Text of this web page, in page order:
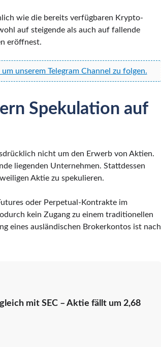
wie die bereits verfügbaren Krypto-
auf steigende als auch auf fallende
eröffnest.
um unserem Telegram Channel zu folgen.
Spekulation auf
nicht um den Erwerb von Aktien.
liegenden Unternehmen. Stattdessen
Aktie zu spekulieren.
oder Perpetual-Kontrakte im
kein Zugang zu einem traditionellen
eines ausländischen Brokerkontos ist nach
mit SEC – Aktie fällt um 2,68